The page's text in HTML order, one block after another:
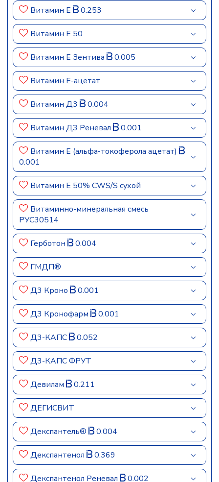
Витамин E 0.253
Витамин E 50
Витамин E Зентива 0.005
Витамин E-ацетат
Витамин Д3 0.004
Витамин Д3 Реневал 0.001
Витамин Е (альфа-токоферола ацетат)
0.001
Витамин Е 50% CWS/S сухой
Витаминно-минеральная смесь
РУС30514
Герботон 0.004
ГМДП®
Д3 Кроно 0.001
Д3 Кронофарм 0.001
Д3-КАПС 0.052
Д3-КАПС ФРУТ
Девилам 0.211
ДЕГИСВИТ
Декспантель® 0.004
Декспантенол 0.369
Декспантенол Реневал 0.002